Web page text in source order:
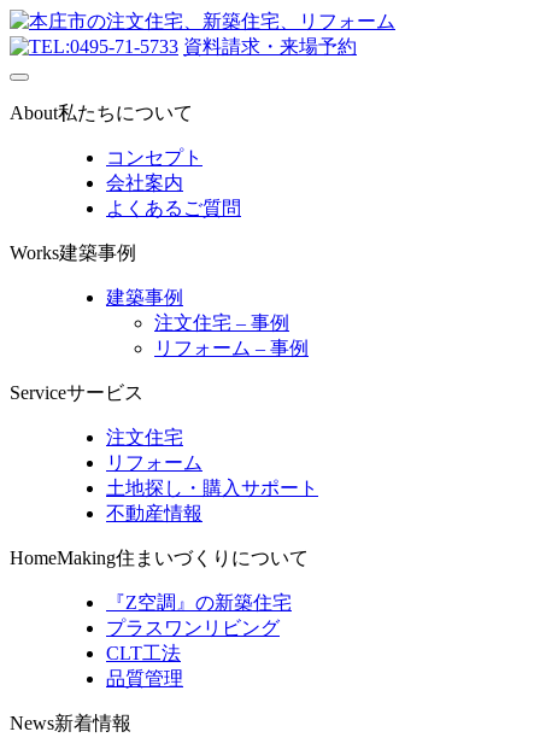
0495-71-5733 資料請求・来場予約
About私たちについて
コンセプト
会社案内
よくあるご質問
Works建築事例
建築事例
注文住宅 – 事例
リフォーム – 事例
Serviceサービス
注文住宅
リフォーム
土地探し・購入サポート
不動産情報
HomeMaking住まいづくりについて
『Z空調』の新築住宅
プラスワンリビング
CLT工法
品質管理
News新着情報